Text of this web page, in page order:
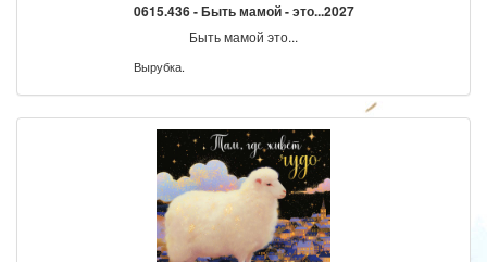
0615.436 - Быть мамой - это...2027
Быть мамой это...
Вырубка.